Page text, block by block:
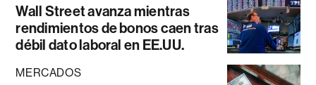
Wall Street avanza mientras
rendimientos de bonos caen tras
débil dato laboral en EE.UU.
MERCADOS